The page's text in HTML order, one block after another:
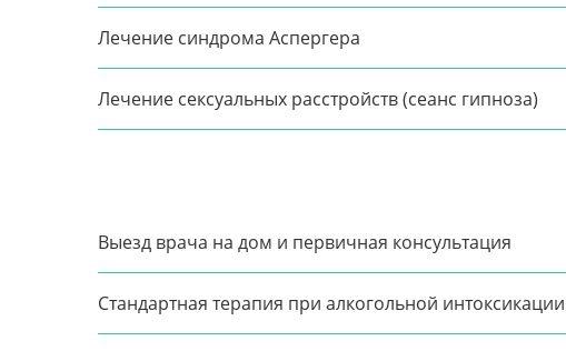
Лечение синдрома Аспергера
Лечение сексуальных расстройств (сеанс гипноза)
Выезд врача на дом и первичная консультация
Стандартная терапия при алкогольной интоксикации